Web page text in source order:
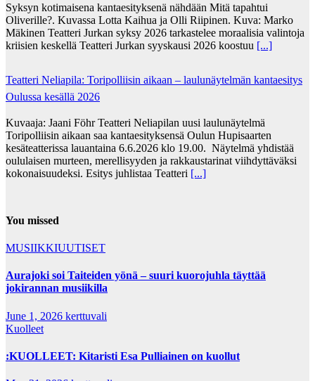
Syksyn kotimaisena kantaesityksenä nähdään Mitä tapahtui
Oliverille?. Kuvassa Lotta Kaihua ja Olli Riipinen. Kuva: Marko
Mäkinen Teatteri Jurkan syksy 2026 tarkastelee moraalisia valintoja
kriisien keskellä Teatteri Jurkan syyskausi 2026 koostuu [...]
Teatteri Neliapila: Toripolliisin aikaan – laulunäytelmän kantaesitys
Oulussa kesällä 2026
Kuvaaja: Jaani Föhr Teatteri Neliapilan uusi laulunäytelmä
Toripolliisin aikaan saa kantaesityksensä Oulun Hupisaarten
kesäteatterissa lauantaina 6.6.2026 klo 19.00. Näytelmä yhdistää
oululaisen murteen, merellisyyden ja rakkaustarinat viihdyttäväksi
kokonaisuudeksi. Esitys juhlistaa Teatteri [...]
You missed
MUSIIKKIUUTISET
Aurajoki soi Taiteiden yönä – suuri kuorojuhla täyttää
jokirannan musiikilla
June 1, 2026 kerttuvali
Kuolleet
:KUOLLEET: Kitaristi Esa Pulliainen on kuollut